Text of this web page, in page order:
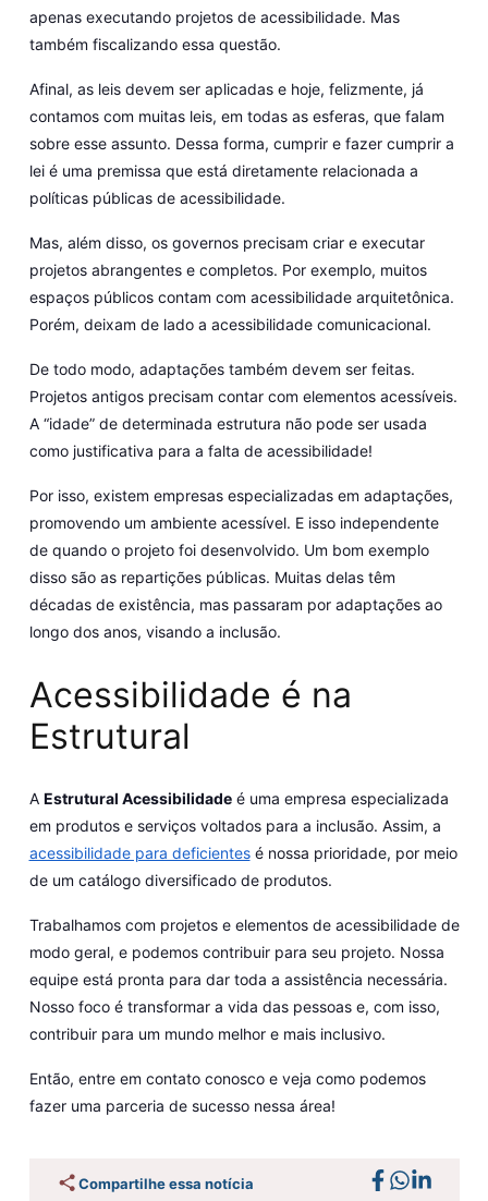
apenas executando projetos de acessibilidade. Mas
também fiscalizando essa questão.
Afinal, as leis devem ser aplicadas e hoje, felizmente, já
contamos com muitas leis, em todas as esferas, que falam
sobre esse assunto. Dessa forma, cumprir e fazer cumprir a
lei é uma premissa que está diretamente relacionada a
políticas públicas de acessibilidade.
Mas, além disso, os governos precisam criar e executar
projetos abrangentes e completos. Por exemplo, muitos
espaços públicos contam com acessibilidade arquitetônica.
Porém, deixam de lado a acessibilidade comunicacional.
De todo modo, adaptações também devem ser feitas.
Projetos antigos precisam contar com elementos acessíveis.
A “idade” de determinada estrutura não pode ser usada
como justificativa para a falta de acessibilidade!
Por isso, existem empresas especializadas em adaptações,
promovendo um ambiente acessível. E isso independente
de quando o projeto foi desenvolvido. Um bom exemplo
disso são as repartições públicas. Muitas delas têm
décadas de existência, mas passaram por adaptações ao
longo dos anos, visando a inclusão.
Acessibilidade é na
Estrutural
A Estrutural Acessibilidadeé uma empresa especializada
em produtos e serviços voltados para a inclusão. Assim, a
acessibilidade para deficientesé nossa prioridade, por meio
de um catálogo diversificado de produtos.
Trabalhamos com projetos e elementos de acessibilidade de
modo geral, e podemos contribuir para seu projeto. Nossa
equipe está pronta para dar toda a assistência necessária.
Nosso foco é transformar a vida das pessoas e, com isso,
contribuir para um mundo melhor e mais inclusivo.
Então, entre em contato conosco e veja como podemos
fazer uma parceria de sucesso nessa área!
Compartilhe essa notícia